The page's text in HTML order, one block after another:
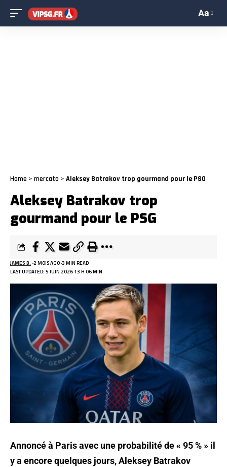
Aa
Home > mercato > Aleksey Batrakov trop gourmand pour le PSG
Aleksey Batrakov trop
gourmand pour le PSG
LAST UPDATED: 5 JUIN 2026 13 H 06 MIN
JAMES B. 2 MOIS AGO 3 MIN READ
Annoncé à Paris avec une probabilité de « 95 % » il
y a encore quelques jours, Aleksey Batrakov